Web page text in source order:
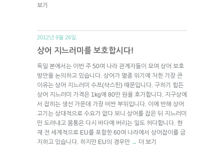
보기
2012년 9월 26일.
상어 지느러미를 보호합시다!
독일 본에서는 이번 주 50여 나라 관계자들이 모여 상어 보호
방안을 논의하고 있습니다. 상어가 멸종 위기에 처한 가장 큰
이유는 상어 지느러미 수프(샥스핀) 때문입니다. 구하기 힘든
상어 지느러미 가격은 1kg에 80만 원을 호가합니다. 지구상에
서 잡히는 생선 가운데 가장 비싼 부위입니다. 이에 반해 상어
고기는 상대적으로 수요가 없다 보니 상어를 잡은 뒤 지느러미
만 도려내고 몸통은 다시 바다에 버리는 일도 허다합니다. 현
재 전 세계적으로 EU를 포함한 60여 나라에서 상어잡이를 금
지하고 있습니다. 하지만 EU의 경우만 → 더 보기